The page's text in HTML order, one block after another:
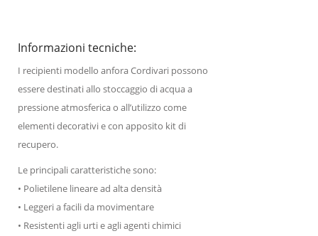
Informazioni tecniche:
I recipienti modello anfora Cordivari possono
essere destinati allo stoccaggio di acqua a
pressione atmosferica o all’utilizzo come
elementi decorativi e con apposito kit di
recupero.
Le principali caratteristiche sono:
• Polietilene lineare ad alta densità
• Leggeri a facili da movimentare
• Resistenti agli urti e agli agenti chimici